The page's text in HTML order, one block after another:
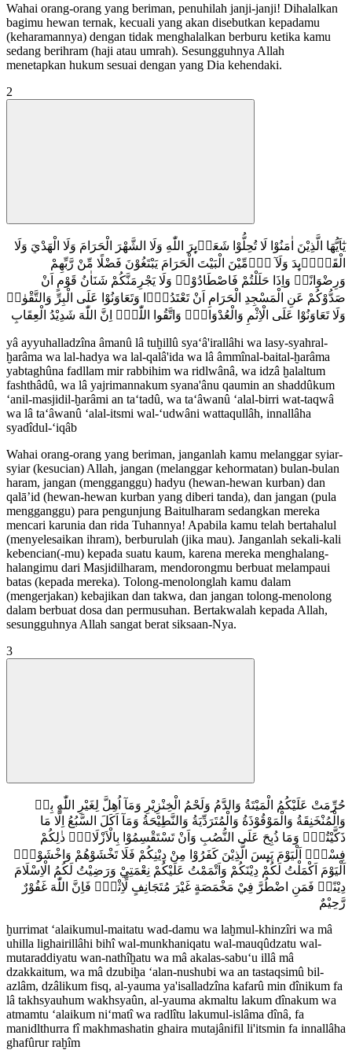
Wahai orang-orang yang beriman, penuhilah janji-janji! Dihalalkan
bagimu hewan ternak, kecuali yang akan disebutkan kepadamu
(keharamannya) dengan tidak menghalalkan berburu ketika kamu
sedang berihram (haji atau umrah). Sesungguhnya Allah
menetapkan hukum sesuai dengan yang Dia kehendaki.
2
يٰٓاَيُّهَا الَّذِيْنَ اٰمَنُوْا لَا تُحِلُّوْا شَعَاۤىِٕرَ اللّٰهِ وَلَا الشَّهْرَ الْحَرَامَ وَلَا الْهَدْيَ وَلَا
الْقَلَاۤىِٕدَ وَلَآ اٰۤمِّيْنَ الْبَيْتَ الْحَرَامَ يَبْتَغُوْنَ فَضْلًا مِّنْ رَّبِّهِمْ
وَرِضْوَانًاۗ وَاِذَا حَلَلْتُمْ فَاصْطَادُوْاۗ وَلَا يَجْرِمَنَّكُمْ شَنَاٰنُ قَوْمٍ اَنْ
صَدُّوْكُمْ عَنِ الْمَسْجِدِ الْحَرَامِ اَنْ تَعْتَدُوْۘا وَتَعَاوَنُوْا عَلَى الْبِرِّ وَالتَّقْوٰىۖ
وَلَا تَعَاوَنُوْا عَلَى الْاِثْمِ وَالْعُدْوَانِۖ وَاتَّقُوا اللّٰهَۗ اِنَّ اللّٰهَ شَدِيْدُ الْعِقَابِ
yâ ayyuhalladzîna âmanû lâ tuḫillû sya‘â'irallâhi wa lasy-syahral-
ḫarâma wa lal-hadya wa lal-qalâ'ida wa lâ âmmînal-baital-ḫarâma
yabtaghûna fadllam mir rabbihim wa ridlwânâ, wa idzâ ḫalaltum
fashthâdû, wa lâ yajrimannakum syana'ânu qaumin an shaddûkum
‘anil-masjidil-ḫarâmi an ta‘tadû, wa ta‘âwanû ‘alal-birri wat-taqwâ
wa lâ ta‘âwanû ‘alal-itsmi wal-‘udwâni wattaqullâh, innallâha
syadîdul-‘iqâb
Wahai orang-orang yang beriman, janganlah kamu melanggar syiar-
syiar (kesucian) Allah, jangan (melanggar kehormatan) bulan-bulan
haram, jangan (mengganggu) hadyu (hewan-hewan kurban) dan
qalā’id (hewan-hewan kurban yang diberi tanda), dan jangan (pula
mengganggu) para pengunjung Baitulharam sedangkan mereka
mencari karunia dan rida Tuhannya! Apabila kamu telah bertahalul
(menyelesaikan ihram), berburulah (jika mau). Janganlah sekali-kali
kebencian(-mu) kepada suatu kaum, karena mereka menghalang-
halangimu dari Masjidilharam, mendorongmu berbuat melampaui
batas (kepada mereka). Tolong-menolonglah kamu dalam
(mengerjakan) kebajikan dan takwa, dan jangan tolong-menolong
dalam berbuat dosa dan permusuhan. Bertakwalah kepada Allah,
sesungguhnya Allah sangat berat siksaan-Nya.
3
حُرِّمَتْ عَلَيْكُمُ الْمَيْتَةُ وَالدَّمُ وَلَحْمُ الْخِنْزِيْرِ وَمَآ اُهِلَّ لِغَيْرِ اللّٰهِ بِهٖ
وَالْمُنْخَنِقَةُ وَالْمَوْقُوْذَةُ وَالْمُتَرَدِّيَةُ وَالنَّطِيْحَةُ وَمَآ اَكَلَ السَّبُعُ اِلَّا مَا
ذَكَّيْتُمْۗ وَمَا ذُبِحَ عَلَى النُّصُبِ وَاَنْ تَسْتَقْسِمُوْا بِالْاَزْلَامِۗ ذٰلِكُمْ
فِسْقٌۗ اَلْيَوْمَ يَىِٕسَ الَّذِيْنَ كَفَرُوْا مِنْ دِيْنِكُمْ فَلَا تَخْشَوْهُمْ وَاخْشَوْنِۗ
اَلْيَوْمَ اَكْمَلْتُ لَكُمْ دِيْنَكُمْ وَاَتْمَمْتُ عَلَيْكُمْ نِعْمَتِيْ وَرَضِيْتُ لَكُمُ الْاِسْلَامَ
دِيْنًاۗ فَمَنِ اضْطُرَّ فِيْ مَخْمَصَةٍ غَيْرَ مُتَجَانِفٍ لِّاِثْمٍۙ فَاِنَّ اللّٰهَ غَفُوْرٌ
رَّحِيْمٌ
ḫurrimat ‘alaikumul-maitatu wad-damu wa laḫmul-khinzîri wa mâ
uhilla lighairillâhi bihî wal-munkhaniqatu wal-mauqûdzatu wal-
mutaraddiyatu wan-nathîḫatu wa mâ akalas-sabu‘u illâ mâ
dzakkaitum, wa mâ dzubiḫa ‘alan-nushubi wa an tastaqsimû bil-
azlâm, dzâlikum fisq, al-yauma ya'isalladzîna kafarû min dînikum fa
lâ takhsyauhum wakhsyaûn, al-yauma akmaltu lakum dînakum wa
atmamtu ‘alaikum ni‘matî wa radlîtu lakumul-islâma dînâ, fa
manidlthurra fî makhmashatin ghaira mutajânifil li'itsmin fa innallâha
ghafûrur raḫîm